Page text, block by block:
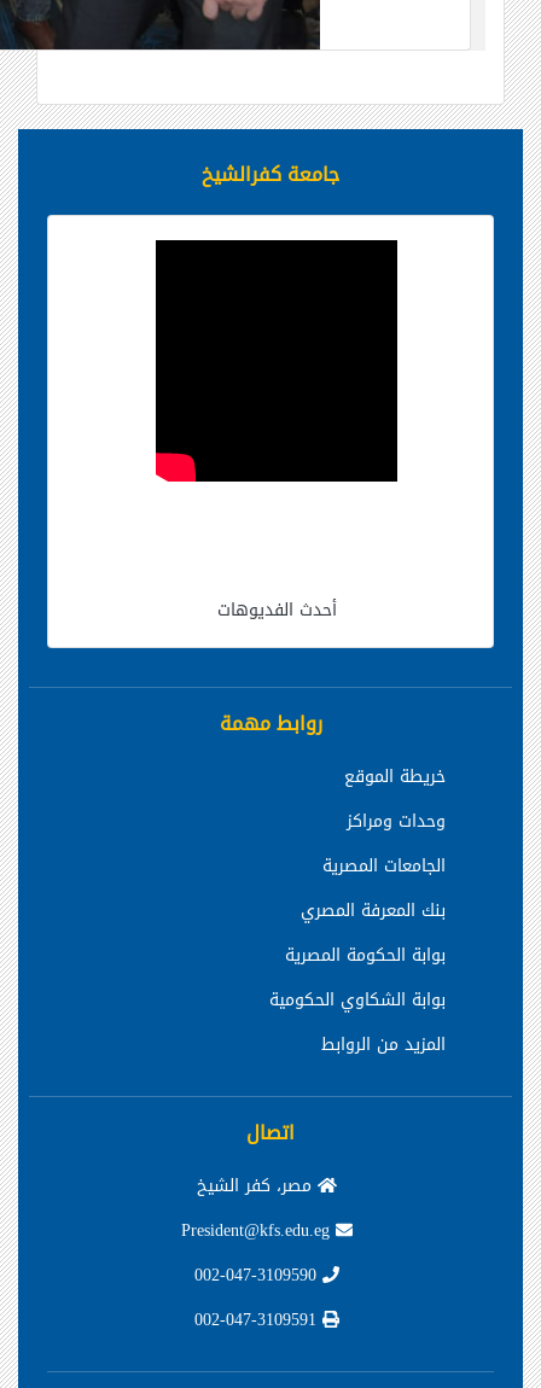
جامعة كفرالشيخ
أحدث الفديوهات
روابط مهمة
خريطة الموقع
وحدات ومراكز
الجامعات المصرية
بنك المعرفة المصري
بوابة الحكومة المصرية
بوابة الشكاوي الحكومية
المزيد من الروابط
اتصال
مصر، كفر الشيخ